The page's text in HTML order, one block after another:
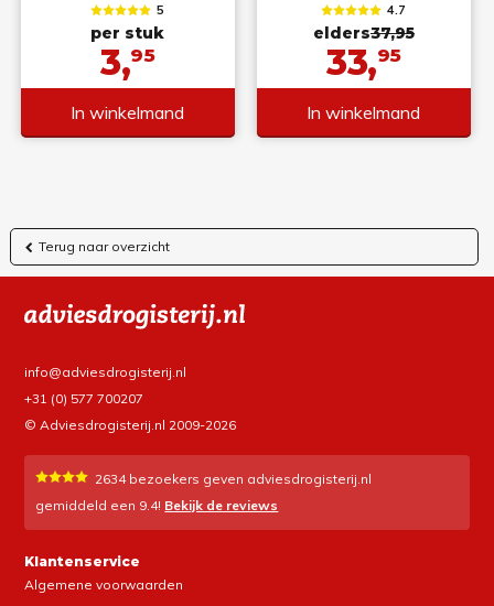
5
per stuk
3,95
In winkelmand
4.7
elders37,95
33,95
In winkelmand
Terug naar overzicht
info@adviesdrogisterij.nl
+31 (0) 577 700207
© Adviesdrogisterij.nl 2009-2026
2634bezoekers geven adviesdrogisterij.nl
gemiddeld een 9.4! Bekijk de reviews
Klantenservice
Algemene voorwaarden